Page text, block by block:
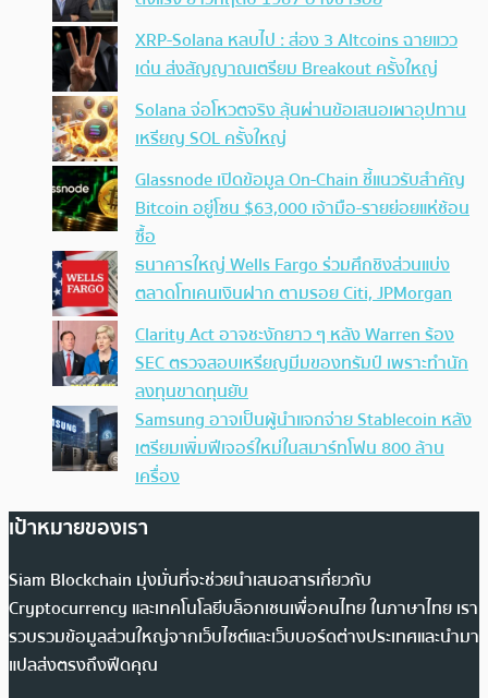
XRP-Solana หลบไป : ส่อง 3 Altcoins ฉายแวว
เด่น ส่งสัญญาณเตรียม Breakout ครั้งใหญ่
Solana จ่อโหวตจริง ลุ้นผ่านข้อเสนอเผาอุปทาน
เหรียญ SOL ครั้งใหญ่
Glassnode เปิดข้อมูล On-Chain ชี้แนวรับสำคัญ
Bitcoin อยู่โซน $63,000 เจ้ามือ-รายย่อยแห่ช้อน
ซื้อ
ธนาคารใหญ่ Wells Fargo ร่วมศึกชิงส่วนแบ่ง
ตลาดโทเคนเงินฝาก ตามรอย Citi, JPMorgan
Clarity Act อาจชะงักยาว ๆ หลัง Warren ร้อง
SEC ตรวจสอบเหรียญมีมของทรัมป์ เพราะทำนัก
ลงทุนขาดทุนยับ
Samsung อาจเป็นผู้นำแจกจ่าย Stablecoin หลัง
เตรียมเพิ่มฟีเจอร์ใหม่ในสมาร์ทโฟน 800 ล้าน
เครื่อง
เป้าหมายของเรา
Siam Blockchain มุ่งมั่นที่จะช่วยนำเสนอสารเกี่ยวกับ
Cryptocurrency และเทคโนโลยีบล็อกเชนเพื่อคนไทย ในภาษาไทย เรา
รวบรวมข้อมูลส่วนใหญ่จากเว็บไซต์และเว็บบอร์ดต่างประเทศและนำมา
แปลส่งตรงถึงฟีดคุณ